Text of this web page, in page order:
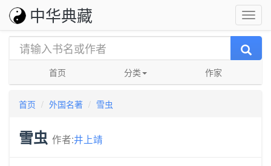
中华典藏
首页 分类 作家
首页 外国名著 雪虫
雪虫 作者:井上靖